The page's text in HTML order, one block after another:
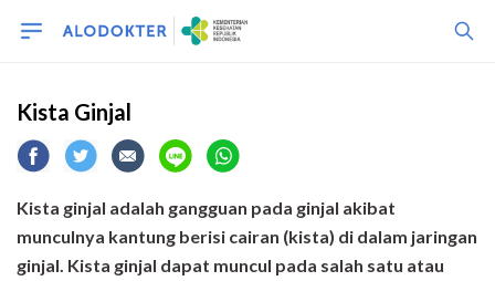
Kista Ginjal
Kista ginjal adalah gangguan pada ginjal akibat
munculnya kantung berisi cairan (kista) di dalam jaringan
ginjal. Kista ginjal dapat muncul pada salah satu atau